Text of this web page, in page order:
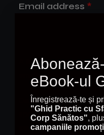
Email address *
A link to set a new
email address.
Datele dvs.
sprijini experiența pe
gestiona accesul la
eBook-ul
Înregistrează-te și
"Ghid Practic cu
Corp Sănătos",
campaniile